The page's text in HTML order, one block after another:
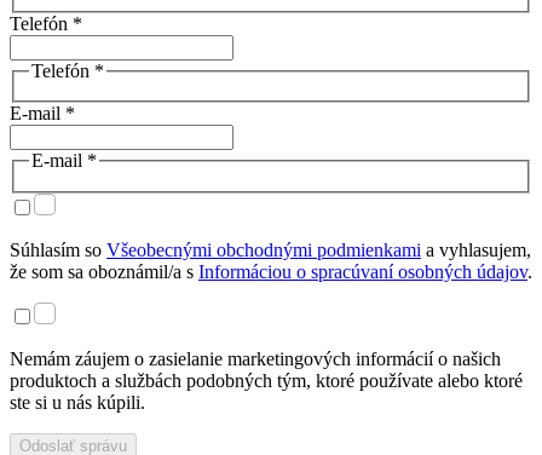
Telefón *
Telefón *
E-mail *
E-mail *
Súhlasím so Všeobecnými obchodnými podmienkami a vyhlasujem,
že som sa oboznámil/a s Informáciou o spracúvaní osobných údajov.
Nemám záujem o zasielanie marketingových informácií o našich
produktoch a službách podobných tým, ktoré používate alebo ktoré
ste si u nás kúpili.
Odoslať správu